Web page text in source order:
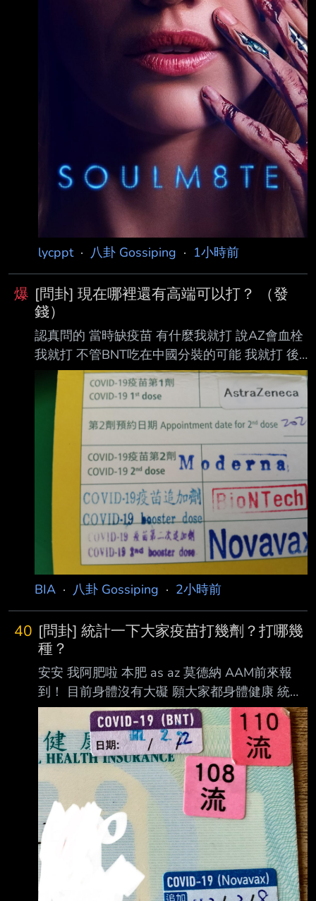
lycppt· 八卦 Gossiping · 1小時前
爆 [問卦] 現在哪裡還有高端可以打？ （發
錢）
認真問的 當時缺疫苗 有什麼我就打 說AZ會血栓
我就打 不管BNT吃在中國分裝的可能 我就打 後
來莫德納跟novavax 我也打了
https://i.imgur.com/PXKD09Z.jpeg 沒有打到高端
我一直有點遺憾 不知道那邊還可以補打？ 有人
家裏面還有嗎？ 每推文12p 重複只有一包錢 前
一百推都有 -- 我用什麼疫苗app都找不到了
BIA · 八卦 Gossiping · 2小時前
40 [問卦] 統計一下大家疫苗打幾劑？打哪幾
種？
安安 我阿肥啦 本肥 as az 莫德納 AAM前來報
到！ 目前身體沒有大礙 願大家都身體健康 統計
一下大家疫苗打幾劑？分別是哪幾種？ 分享一
下 分析一下 卦 --